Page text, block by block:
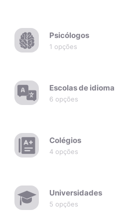
Psicólogos
1 opções
Escolas de idioma
6 opções
Colégios
4 opções
Universidades
5 opções